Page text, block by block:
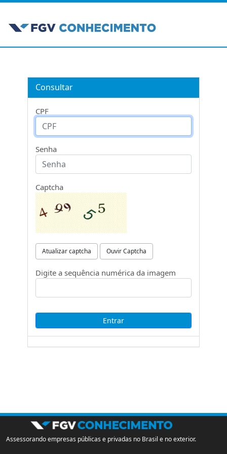
Consultar
CPF
Senha
Captcha
Atualizar captcha Ouvir Captcha
Digite a sequência numérica da imagem
Assessorando empresas públicas e privadas no Brasil e no exterior.